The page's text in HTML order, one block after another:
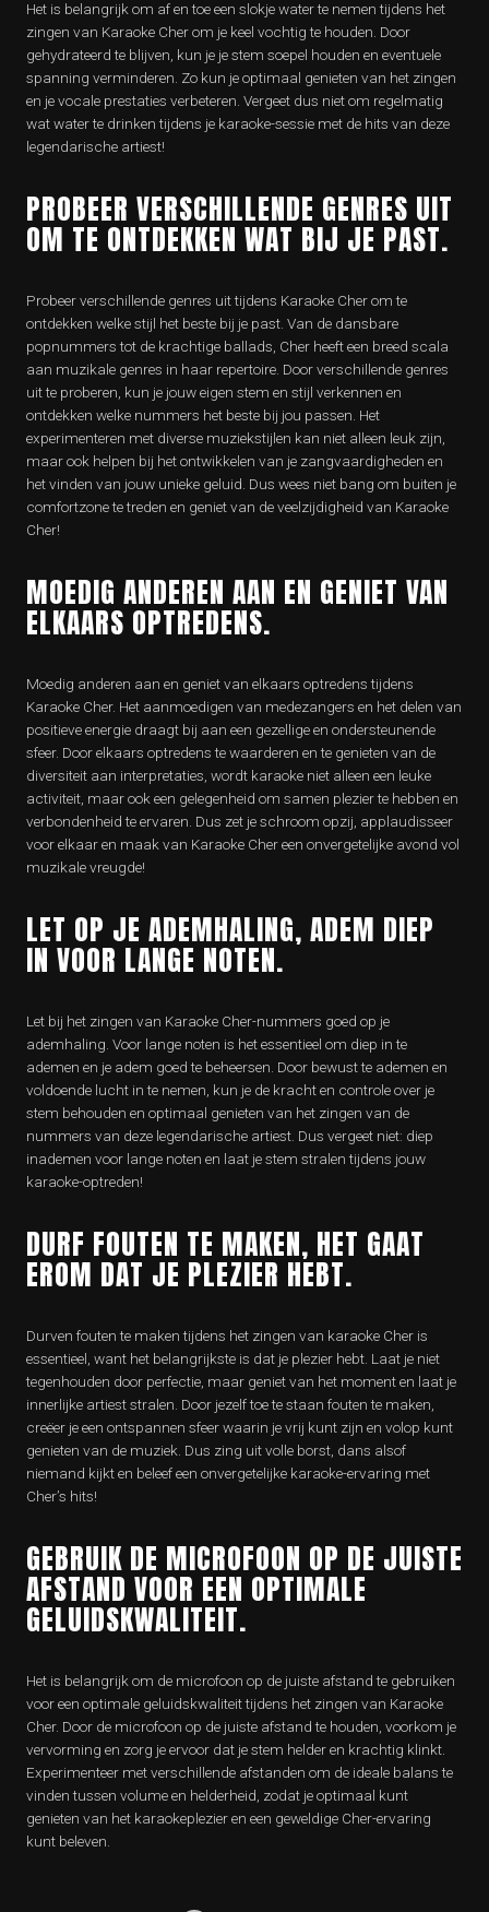
Het is belangrijk om af en toe een slokje water te nemen tijdens het
zingen van Karaoke Cher om je keel vochtig te houden. Door
gehydrateerd te blijven, kun je je stem soepel houden en eventuele
spanning verminderen. Zo kun je optimaal genieten van het zingen
en je vocale prestaties verbeteren. Vergeet dus niet om regelmatig
wat water te drinken tijdens je karaoke-sessie met de hits van deze
legendarische artiest!
PROBEER VERSCHILLENDE GENRES UIT
OM TE ONTDEKKEN WAT BIJ JE PAST.
Probeer verschillende genres uit tijdens Karaoke Cher om te
ontdekken welke stijl het beste bij je past. Van de dansbare
popnummers tot de krachtige ballads, Cher heeft een breed scala
aan muzikale genres in haar repertoire. Door verschillende genres
uit te proberen, kun je jouw eigen stem en stijl verkennen en
ontdekken welke nummers het beste bij jou passen. Het
experimenteren met diverse muziekstijlen kan niet alleen leuk zijn,
maar ook helpen bij het ontwikkelen van je zangvaardigheden en
het vinden van jouw unieke geluid. Dus wees niet bang om buiten je
comfortzone te treden en geniet van de veelzijdigheid van Karaoke
Cher!
MOEDIG ANDEREN AAN EN GENIET VAN
ELKAARS OPTREDENS.
Moedig anderen aan en geniet van elkaars optredens tijdens
Karaoke Cher. Het aanmoedigen van medezangers en het delen van
positieve energie draagt bij aan een gezellige en ondersteunende
sfeer. Door elkaars optredens te waarderen en te genieten van de
diversiteit aan interpretaties, wordt karaoke niet alleen een leuke
activiteit, maar ook een gelegenheid om samen plezier te hebben en
verbondenheid te ervaren. Dus zet je schroom opzij, applaudisseer
voor elkaar en maak van Karaoke Cher een onvergetelijke avond vol
muzikale vreugde!
LET OP JE ADEMHALING, ADEM DIEP
IN VOOR LANGE NOTEN.
Let bij het zingen van Karaoke Cher-nummers goed op je
ademhaling. Voor lange noten is het essentieel om diep in te
ademen en je adem goed te beheersen. Door bewust te ademen en
voldoende lucht in te nemen, kun je de kracht en controle over je
stem behouden en optimaal genieten van het zingen van de
nummers van deze legendarische artiest. Dus vergeet niet: diep
inademen voor lange noten en laat je stem stralen tijdens jouw
karaoke-optreden!
DURF FOUTEN TE MAKEN, HET GAAT
EROM DAT JE PLEZIER HEBT.
Durven fouten te maken tijdens het zingen van karaoke Cher is
essentieel, want het belangrijkste is dat je plezier hebt. Laat je niet
tegenhouden door perfectie, maar geniet van het moment en laat je
innerlijke artiest stralen. Door jezelf toe te staan fouten te maken,
creëer je een ontspannen sfeer waarin je vrij kunt zijn en volop kunt
genieten van de muziek. Dus zing uit volle borst, dans alsof
niemand kijkt en beleef een onvergetelijke karaoke-ervaring met
Cher’s hits!
GEBRUIK DE MICROFOON OP DE JUISTE
AFSTAND VOOR EEN OPTIMALE
GELUIDSKWALITEIT.
Het is belangrijk om de microfoon op de juiste afstand te gebruiken
voor een optimale geluidskwaliteit tijdens het zingen van Karaoke
Cher. Door de microfoon op de juiste afstand te houden, voorkom je
vervorming en zorg je ervoor dat je stem helder en krachtig klinkt.
Experimenteer met verschillende afstanden om de ideale balans te
vinden tussen volume en helderheid, zodat je optimaal kunt
genieten van het karaokeplezier en een geweldige Cher-ervaring
kunt beleven.